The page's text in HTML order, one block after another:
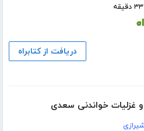
دریافت از کتابراه
و غزلیات خواندنی سعدی